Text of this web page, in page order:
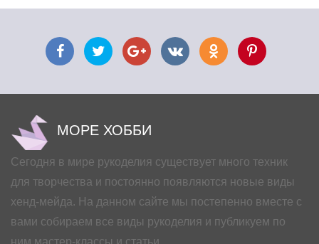
МОРЕ ХОББИ
Сегодня в мире рукоделия существует много техник
для творчества и постоянно появляются новые виды
хенд-мейда. На данном сайте мы постепенно вместе с
вами собираем все виды рукоделия и публикуем по
ним мастер-классы и статьи ...